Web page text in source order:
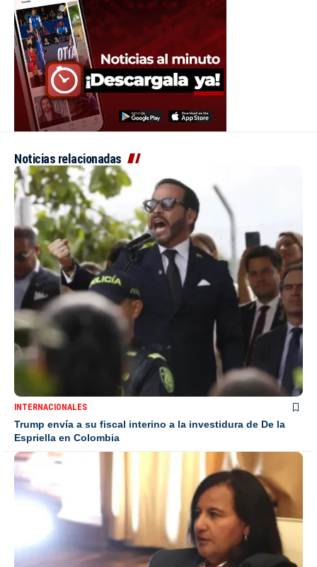
Noticias relacionadas
INTERNACIONALES
Trump envía a su fiscal interino a la investidura de De la
Espriella en Colombia